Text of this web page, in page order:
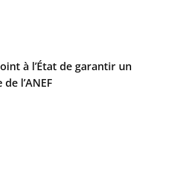
à l’État de garantir un
l’ANEF